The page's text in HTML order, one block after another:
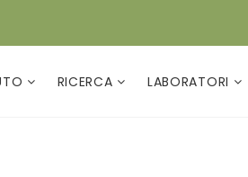
RICERCA LABORATORI